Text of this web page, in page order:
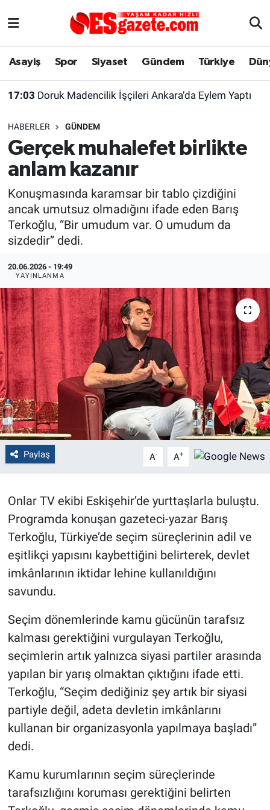
Asayiş Spor Siyaset Gündem Türkiye
17:03 Doruk Madencilik İşçileri Ankara’da Eylem Yaptı
HABERLER GÜNDEM
Gerçek muhalefet birlikte
anlam kazanır
Konuşmasında karamsar bir tablo çizdiğini
ancak umutsuz olmadığını ifade eden Barış
Terkoğlu, “Bir umudum var. O umudum da
sizdedir” dedi.
20.06.2026 - 19:49
YAYINLANMA
Paylaş A- A+
Onlar TV ekibi Eskişehir’de yurttaşlarla buluştu.
Programda konuşan gazeteci-yazar Barış
Terkoğlu, Türkiye’de seçim süreçlerinin adil ve
eşitlikçi yapısını kaybettiğini belirterek, devlet
imkânlarının iktidar lehine kullanıldığını
savundu.
Seçim dönemlerinde kamu gücünün tarafsız
kalması gerektiğini vurgulayan Terkoğlu,
seçimlerin artık yalnızca siyasi partiler arasında
yapılan bir yarış olmaktan çıktığını ifade etti.
Terkoğlu, “Seçim dediğiniz şey artık bir siyasi
partiyle değil, adeta devletin imkânlarını
kullanan bir organizasyonla yapılmaya başladı”
dedi.
Kamu kurumlarının seçim süreçlerinde
tarafsızlığını koruması gerektiğini belirten
Asayiş
Gündem
Türkiye
Dünya
Sağlık
Alış-Veriş/İş dünyası
Yaşam
Eskişehirspor Arşivi
Eskişehir Arşivi
Röportaj
Ekonomi
Kültür Sanat
Politika
Bilecik
Kütahya
Gezi
Genel
Çevre
Magazin
Bilim ve Teknoloji
Eskişehir Nöbetçi Eczaneler
Süper Lig Puan Durumu ve Fikstür
Tüm Manşetler
Son Dakika Haberleri
Haber Arşivi